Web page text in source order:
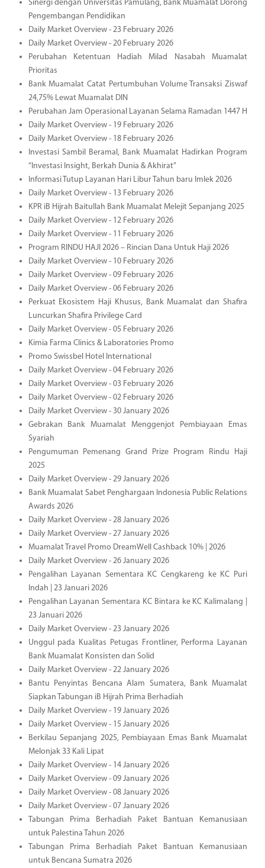
Sinergi dengan Universitas Pamulang, Bank Muamalat Dorong
Pengembangan Pendidikan
Daily Market Overview - 23 February 2026
Daily Market Overview - 20 February 2026
Perubahan Ketentuan Hadiah Milad Nasabah Muamalat
Prioritas
Bank Muamalat Catat Pertumbuhan Volume Transaksi Ziswaf
24,75% Lewat Muamalat DIN
Perubahan Jam Operasional Layanan Selama Ramadan 1447 H
Daily Market Overview - 19 February 2026
Daily Market Overview - 18 February 2026
Investasi Sambil Beramal, Bank Muamalat Hadirkan Program
“Investasi Insight, Berkah Dunia & Akhirat”
Informasi Tutup Layanan Hari Libur Tahun baru Imlek 2026
Daily Market Overview - 13 February 2026
KPR iB Hijrah Baitullah Bank Muamalat Melejit Sepanjang 2025
Daily Market Overview - 12 February 2026
Daily Market Overview - 11 February 2026
Program RINDU HAJI 2026 – Rincian Dana Untuk Haji 2026
Daily Market Overview - 10 February 2026
Daily Market Overview - 09 February 2026
Daily Market Overview - 06 February 2026
Perkuat Ekosistem Haji Khusus, Bank Muamalat dan Shafira
Luncurkan Shafira Privilege Card
Daily Market Overview - 05 February 2026
Kimia Farma Clinics & Laboratories Promo
Promo Swissbel Hotel International
Daily Market Overview - 04 February 2026
Daily Market Overview - 03 February 2026
Daily Market Overview - 02 February 2026
Daily Market Overview - 30 January 2026
Gebrakan Bank Muamalat Menggenjot Pembiayaan Emas
Syariah
Pengumuman Pemenang Grand Prize Program Rindu Haji
2025
Daily Market Overview - 29 January 2026
Bank Muamalat Sabet Penghargaan Indonesia Public Relations
Awards 2026
Daily Market Overview - 28 January 2026
Daily Market Overview - 27 January 2026
Muamalat Travel Promo DreamWell Cashback 10% | 2026
Daily Market Overview - 26 January 2026
Pengalihan Layanan Sementara KC Cengkareng ke KC Puri
Indah | 23 Januari 2026
Pengalihan Layanan Sementara KC Bintara ke KC Kalimalang |
23 Januari 2026
Daily Market Overview - 23 January 2026
Unggul pada Kualitas Petugas Frontliner, Performa Layanan
Bank Muamalat Konsisten dan Solid
Daily Market Overview - 22 January 2026
Bantu Penyintas Bencana Alam Sumatera, Bank Muamalat
Siapkan Tabungan iB Hijrah Prima Berhadiah
Daily Market Overview - 19 January 2026
Daily Market Overview - 15 January 2026
Berkilau Sepanjang 2025, Pembiayaan Emas Bank Muamalat
Melonjak 33 Kali Lipat
Daily Market Overview - 14 January 2026
Daily Market Overview - 09 January 2026
Daily Market Overview - 08 January 2026
Daily Market Overview - 07 January 2026
Tabungan Prima Berhadiah Paket Bantuan Kemanusiaan
untuk Palestina Tahun 2026
Tabungan Prima Berhadiah Paket Bantuan Kemanusiaan
untuk Bencana Sumatra 2026